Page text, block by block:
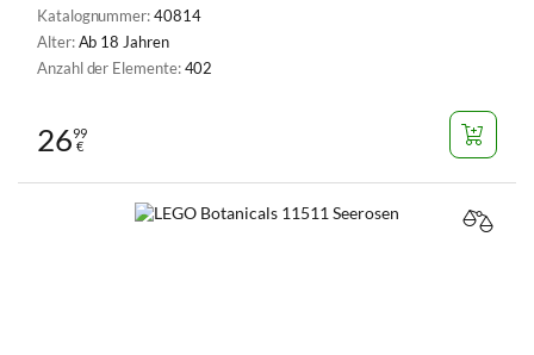
Katalognummer:40814
Alter:Ab 18 Jahren
Anzahl der Elemente:402
2699
€